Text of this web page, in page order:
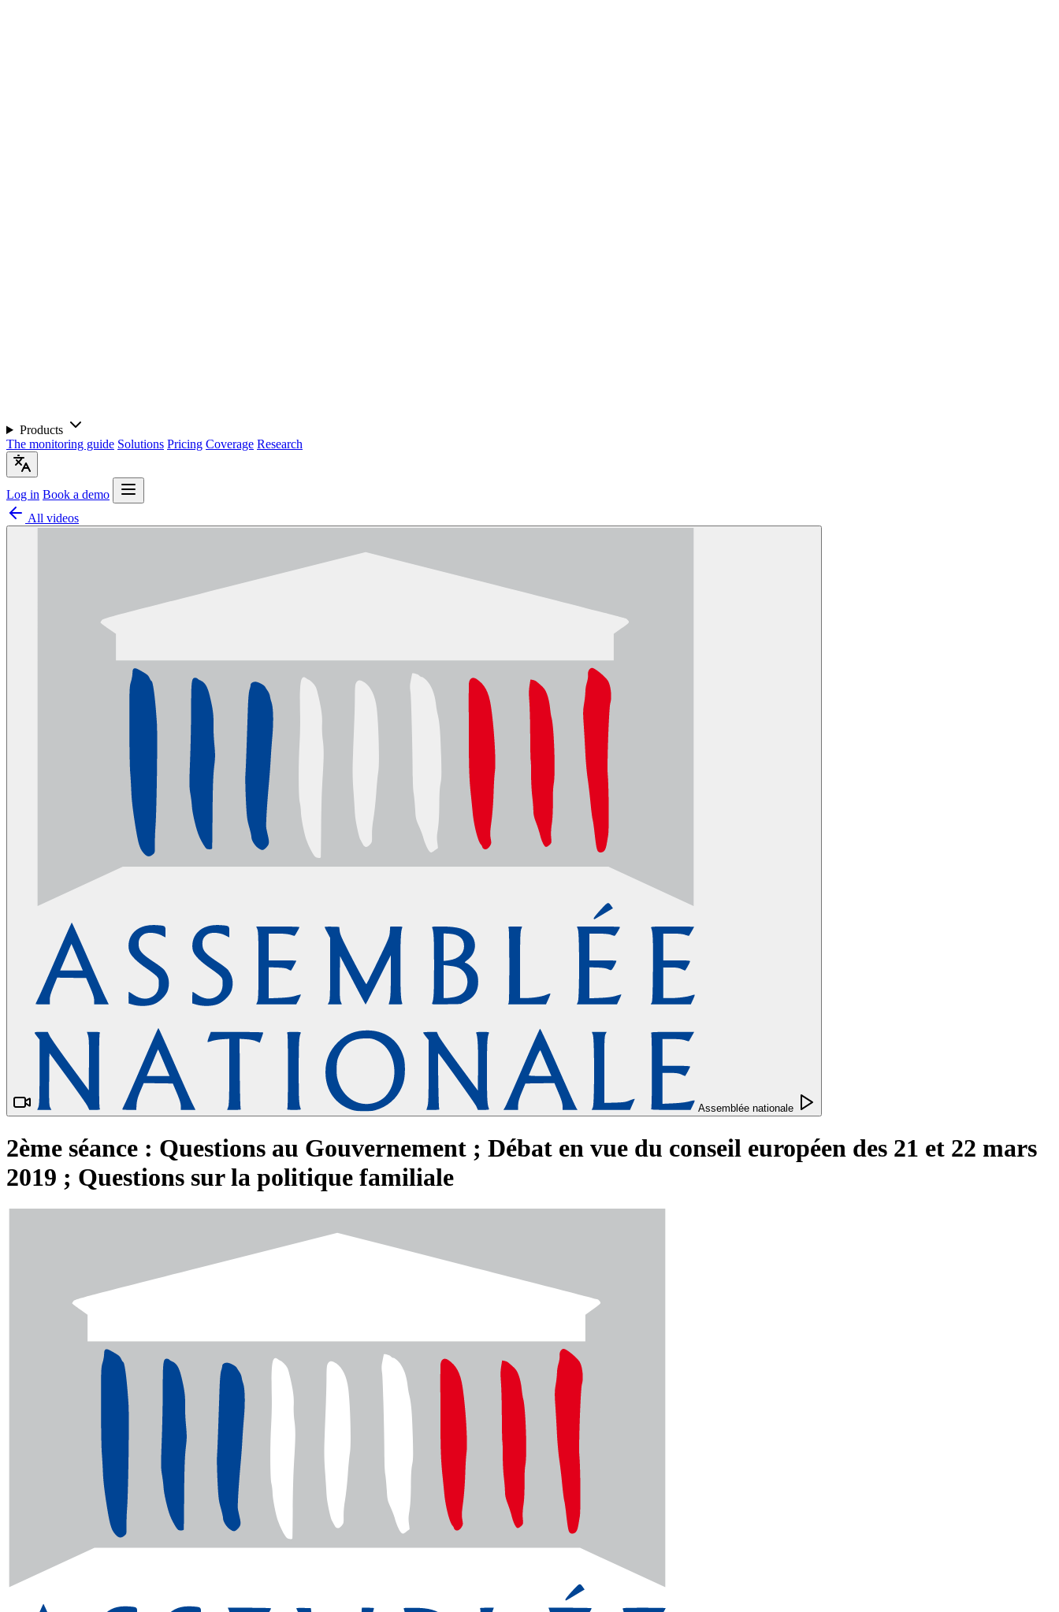
Products
The monitoring guide Solutions Pricing Coverage Research
Log in Book a demo
All videos
Assemblée nationale
2ème séance : Questions au Gouvernement ; Débat en vue du conseil européen des 21 et 22 mars
2019 ; Questions sur la politique familiale